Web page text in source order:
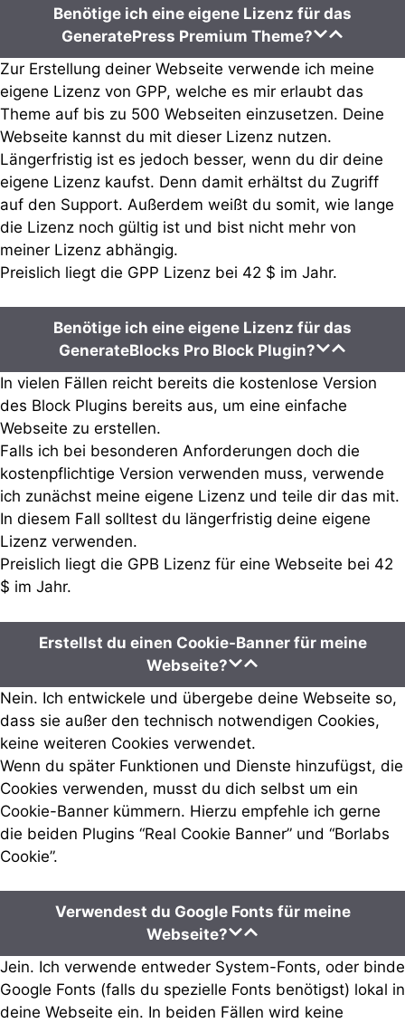
Benötige ich eine eigene Lizenz für das
GeneratePress Premium Theme?
Zur Erstellung deiner Webseite verwende ich meine
eigene Lizenz von GPP, welche es mir erlaubt das
Theme auf bis zu 500 Webseiten einzusetzen. Deine
Webseite kannst du mit dieser Lizenz nutzen.
Längerfristig ist es jedoch besser, wenn du dir deine
eigene Lizenz kaufst. Denn damit erhältst du Zugriff
auf den Support. Außerdem weißt du somit, wie lange
die Lizenz noch gültig ist und bist nicht mehr von
meiner Lizenz abhängig.
Preislich liegt die GPP Lizenz bei 42 $ im Jahr.
Benötige ich eine eigene Lizenz für das
GenerateBlocks Pro Block Plugin?
In vielen Fällen reicht bereits die kostenlose Version
des Block Plugins bereits aus, um eine einfache
Webseite zu erstellen.
Falls ich bei besonderen Anforderungen doch die
kostenpflichtige Version verwenden muss, verwende
ich zunächst meine eigene Lizenz und teile dir das mit.
In diesem Fall solltest du längerfristig deine eigene
Lizenz verwenden.
Preislich liegt die GPB Lizenz für eine Webseite bei 42
$ im Jahr.
Erstellst du einen Cookie-Banner für meine
Webseite?
Nein. Ich entwickele und übergebe deine Webseite so,
dass sie außer den technisch notwendigen Cookies,
keine weiteren Cookies verwendet.
Wenn du später Funktionen und Dienste hinzufügst, die
Cookies verwenden, musst du dich selbst um ein
Cookie-Banner kümmern. Hierzu empfehle ich gerne
die beiden Plugins “Real Cookie Banner” und “Borlabs
Cookie”.
Verwendest du Google Fonts für meine
Webseite?
Jein. Ich verwende entweder System-Fonts, oder binde
Google Fonts (falls du spezielle Fonts benötigst) lokal in
deine Webseite ein. In beiden Fällen wird keine